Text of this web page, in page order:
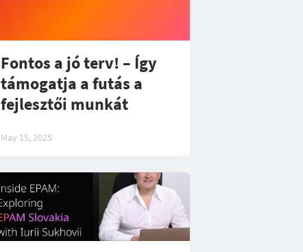
Fontos a jó terv! – Így
támogatja a futás a
fejlesztői munkát
May 15, 2025